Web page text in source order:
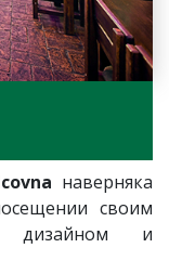
наверняка
своим
дизайном и